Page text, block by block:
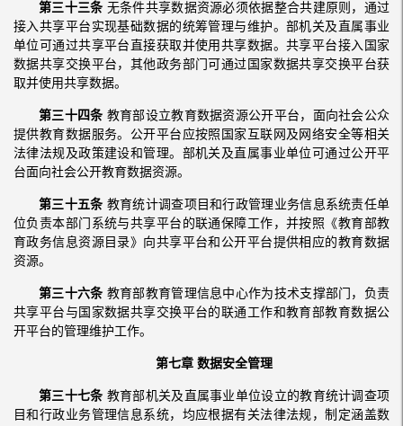
第三十三条 无条件共享数据资源必须依据整合共建原则，通过
接入共享平台实现基础数据的统筹管理与维护。部机关及直属事业
单位可通过共享平台直接获取并使用共享数据。共享平台接入国家
数据共享交换平台，其他政务部门可通过国家数据共享交换平台获
取并使用共享数据。
第三十四条 教育部设立教育数据资源公开平台，面向社会公众
提供教育数据服务。公开平台应按照国家互联网及网络安全等相关
法律法规及政策建设和管理。部机关及直属事业单位可通过公开平
台面向社会公开教育数据资源。
第三十五条 教育统计调查项目和行政管理业务信息系统责任单
位负责本部门系统与共享平台的联通保障工作，并按照《教育部教
育政务信息资源目录》向共享平台和公开平台提供相应的教育数据
资源。
第三十六条 教育部教育管理信息中心作为技术支撑部门，负责
共享平台与国家数据共享交换平台的联通工作和教育部教育数据公
开平台的管理维护工作。
第七章 数据安全管理
第三十七条 教育部机关及直属事业单位设立的教育统计调查项
目和行政业务管理信息系统，均应根据有关法律法规，制定涵盖数